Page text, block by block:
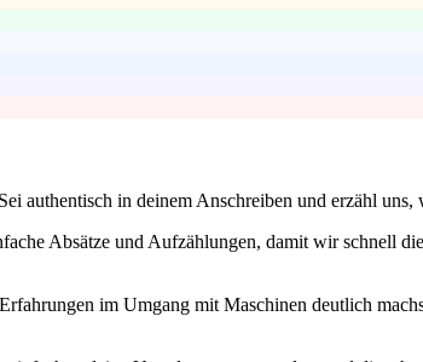
authentisch in deinem Anschreiben und erzähl
Absätze und Aufzählungen, damit wir schnell
im Umgang mit Maschinen deutlich